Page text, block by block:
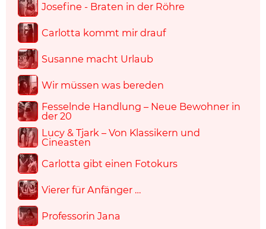
Josefine - Braten in der Röhre
Carlotta kommt mir drauf
Susanne macht Urlaub
Wir müssen was bereden
Fesselnde Handlung – Neue Bewohner in
der 20
Lucy & Tjark – Von Klassikern und
Cineasten
Carlotta gibt einen Fotokurs
Vierer für Anfänger …
Professorin Jana